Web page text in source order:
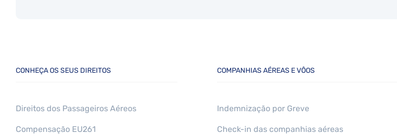
CONHEÇA OS SEUS DIREITOS
Direitos dos Passageiros Aéreos
Compensação EU261
COMPANHIAS AÉREAS E VÔOS
Indemnização por Greve
Сheck-in das companhias aéreas